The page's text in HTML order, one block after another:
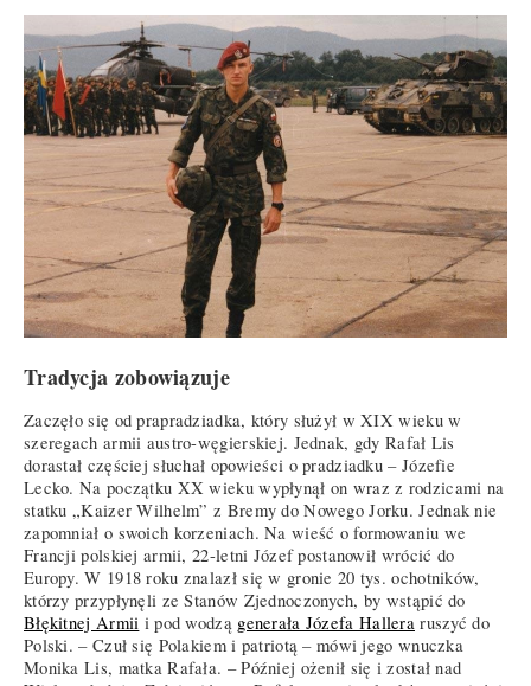
Tradycja zobowiązuje
Zaczęło się od prapradziadka, który służył w XIX wieku w
szeregach armii austro-węgierskiej. Jednak, gdy Rafał Lis
dorastał częściej słuchał opowieści o pradziadku – Józefie
Lecko. Na początku XX wieku wypłynął on wraz z rodzicami na
statku „Kaizer Wilhelm” z Bremy do Nowego Jorku. Jednak nie
zapomniał o swoich korzeniach. Na wieść o formowaniu we
Francji polskiej armii, 22-letni Józef postanowił wrócić do
Europy. W 1918 roku znalazł się w gronie 20 tys. ochotników,
którzy przypłynęli ze Stanów Zjednoczonych, by wstąpić do
Błękitnej Armii i pod wodzą generała Józefa Halleraruszyć do
Polski. – Czuł się Polakiem i patriotą – mówi jego wnuczka
Monika Lis, matka Rafała. – Później ożenił się i został nad